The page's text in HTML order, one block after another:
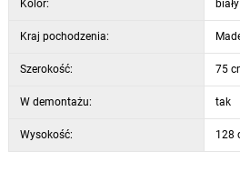
Kolor: biały
Kraj pochodzenia:
Szerokość: 75
W demontażu: tak
Wysokość: 128